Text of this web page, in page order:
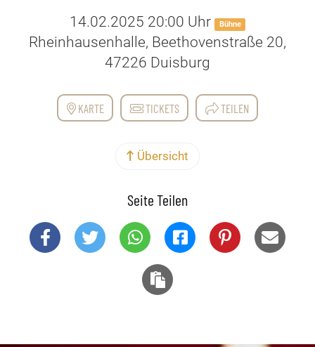
14.02.2025 20:00 Uhr Bühne
Rheinhausenhalle, Beethovenstraße 20,
47226 Duisburg
KARTE TICKETS TEILEN
Übersicht
Seite Teilen